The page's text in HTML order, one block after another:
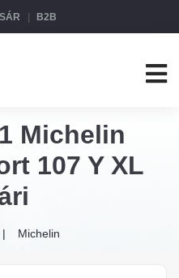
B2B
Michelin
107 Y XL
Michelin